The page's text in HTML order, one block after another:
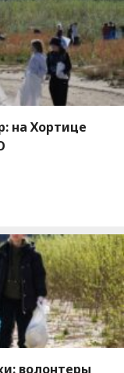
на Хортице
волонтеры